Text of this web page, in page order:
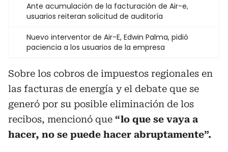
Ante acumulación de la facturación de Air-e,
usuarios reiteran solicitud de auditoría
Nuevo interventor de Air-E, Edwin Palma, pidió
paciencia a los usuarios de la empresa
Sobre los cobros de impuestos regionales en
las facturas de energía y el debate que se
generó por su posible eliminación de los
recibos, mencionó que “lo que se vaya a
hacer, no se puede hacer abruptamente”.